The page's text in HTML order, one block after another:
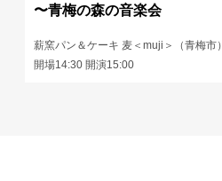
〜青梅の森の音楽会
薪窯パン＆ケーキ 麦＜muji＞（青梅市）
開場14:30 開演15:00